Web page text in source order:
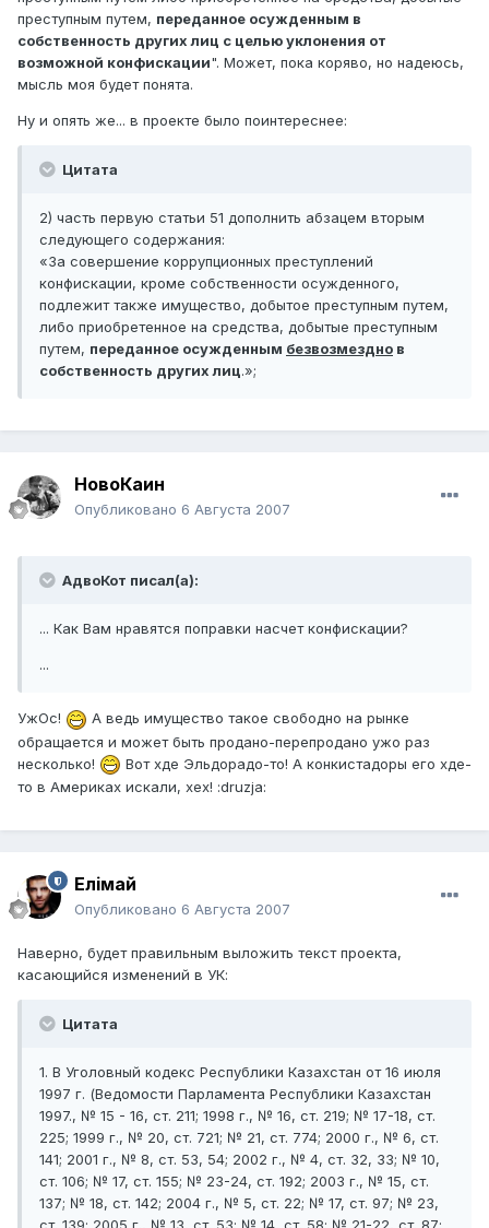
преступным путем, переданное осужденным в
собственность других лиц с целью уклонения от
возможной конфискации". Может, пока коряво, но надеюсь,
мысль моя будет понята.
Ну и опять же... в проекте было поинтереснее:
Цитата
2) часть первую статьи 51 дополнить абзацем вторым
следующего содержания:
«За совершение коррупционных преступлений
конфискации, кроме собственности осужденного,
подлежит также имущество, добытое преступным путем,
либо приобретенное на средства, добытые преступным
путем, переданное осужденным безвозмездно в
собственность других лиц.»;
НовоКаин
Опубликовано 6 Августа 2007
АдвоКот писал(а):
... Как Вам нравятся поправки насчет конфискации?
...
УжОс!
А ведь имущество такое свободно на рынке
обращается и может быть продано-перепродано ужо раз
несколько!
Вот хде Эльдорадо-то! А конкистадоры его хде-
то в Америках искали, хех! :druzja:
Елiмай
Опубликовано 6 Августа 2007
Наверно, будет правильным выложить текст проекта,
касающийся изменений в УК:
Цитата
1. В Уголовный кодекс Республики Казахстан от 16 июля
1997 г. (Ведомости Парламента Республики Казахстан
1997., № 15 - 16, ст. 211; 1998 г., № 16, ст. 219; № 17-18, ст.
225; 1999 г., № 20, ст. 721; № 21, ст. 774; 2000 г., № 6, ст.
141; 2001 г., № 8, ст. 53, 54; 2002 г., № 4, ст. 32, 33; № 10,
ст. 106; № 17, ст. 155; № 23-24, ст. 192; 2003 г., № 15, ст.
137; № 18, ст. 142; 2004 г., № 5, ст. 22; № 17, ст. 97; № 23,